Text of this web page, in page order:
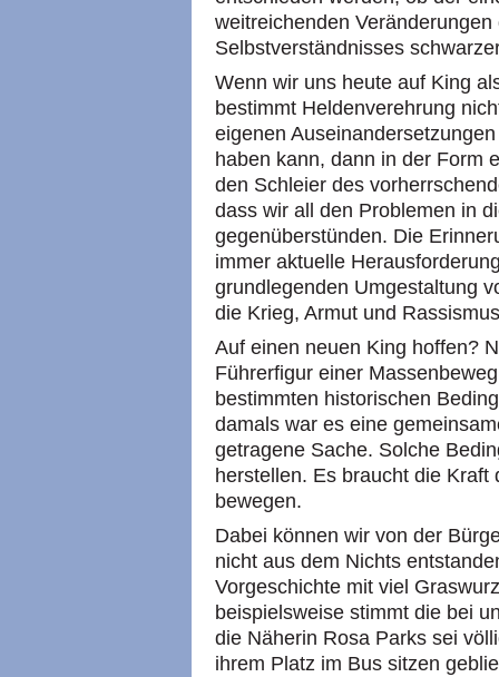
weitreichenden
Selbstverständnisses
Wenn wir uns heute auf King
bestimmt Heldenverehrung
eigenen
haben kann, dann in der Form
den Schleier des
dass wir all den Problemen in
gegenüberstünden. Die
immer aktuelle
grundlegenden Umgestaltung
die Krieg, Armut und
Auf einen neuen King hoffen?
Führerfigur einer
bestimmten historischen
damals war es eine
getragene Sache. Solche
herstellen. Es braucht die
bewegen.
Dabei können wir von der
nicht aus dem Nichts
Vorgeschichte mit viel
beispielsweise stimmt die bei
die Näherin Rosa Parks sei
ihrem Platz im Bus sitzen